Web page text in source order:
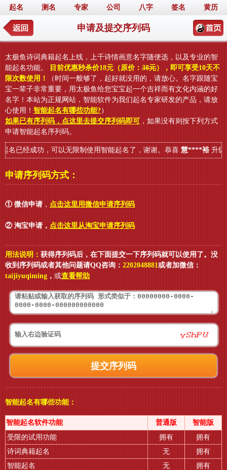
起名 测名 专家 公司 八字 签名 黄历
申请及提交序列码
太极鱼诗词典籍起名上线，上千诗情画意名字随便选，以及专业的智
能起名功能。
目前优惠秒杀价18元（原价： 38元），即可享受10天不
限次数使用！
（时间一般够了，起好就没用的，请放心。名字跟随宝
宝一辈子非常重要，用太极鱼给您宝宝起一个吉祥而有文化内涵的好
名字！本站为正规网站，智能软件为我们起名专家研发的产品，请放
心使用！ 智能起名有哪些功能?）
如果已有序列码，点这里去提交序列码即可 ，如果没有则按下列方式
申请智能起名序列码。
已经成功，可以无限制使用智能起名了，谢谢。恭喜慧****裕升级的
申请序列码方式：
① 微信申请 ， 点击这里用微信申请序列码
② 淘宝申请 ， 点击这里从淘宝申请序列码
用法说明： 获得序列码后，在下面提交一下序列码就可以使用了。没
收到序列码或者其他问题请QQ咨询： 2202048881或者加微信：
taijiyuqiming ， 或查看帮助
智能起名有哪些功能：
智能起名软件功能 普通版
智能版
受限的试用功能
拥有
拥有
诗词典籍起名
无
拥有
智能起名
无
拥有